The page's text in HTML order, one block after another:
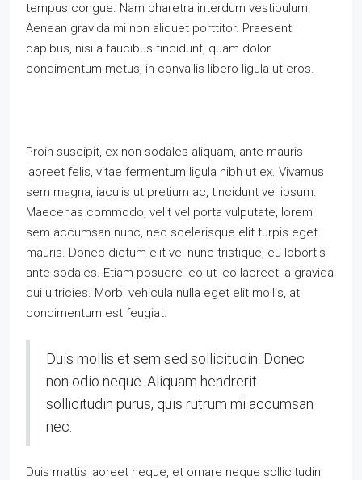
tempus congue. Nam pharetra interdum vestibulum.
Aenean gravida mi non aliquet porttitor. Praesent
dapibus, nisi a faucibus tincidunt, quam dolor
condimentum metus, in convallis libero ligula ut eros.
Proin suscipit, ex non sodales aliquam, ante mauris
laoreet felis, vitae fermentum ligula nibh ut ex. Vivamus
sem magna, iaculis ut pretium ac, tincidunt vel ipsum.
Maecenas commodo, velit vel porta vulputate, lorem
sem accumsan nunc, nec scelerisque elit turpis eget
mauris. Donec dictum elit vel nunc tristique, eu lobortis
ante sodales. Etiam posuere leo ut leo laoreet, a gravida
dui ultricies. Morbi vehicula nulla eget elit mollis, at
condimentum est feugiat.
Duis mollis et sem sed sollicitudin. Donec
non odio neque. Aliquam hendrerit
sollicitudin purus, quis rutrum mi accumsan
nec.
Duis mattis laoreet neque, et ornare neque sollicitudin